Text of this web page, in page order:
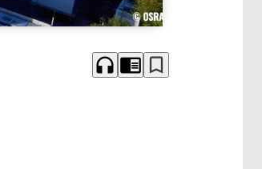
headphones chrome_reader_mode bookmark_border